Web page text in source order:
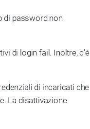
di password non
di login fail. Inoltre, c’è
di incaricati che
La disattivazione